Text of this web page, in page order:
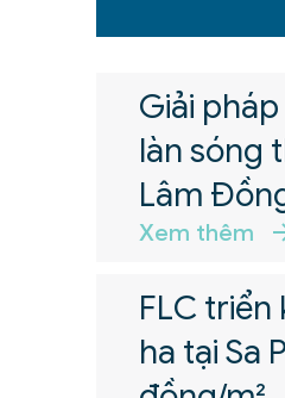
Giải
làn sóng
Lâm
Xem thêm
FLC triển
ha tại Sa